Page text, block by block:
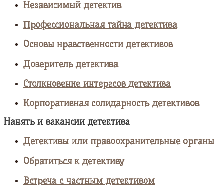
Независимый детектив
Профессиональная тайна детектива
Основы нравственности детективов
Доверитель детектива
Столкновение интересов детектива
Корпоративная солидарность детективов
Нанять и вакансии детектива
Детективы или правоохранительные органы
Обратиться к детективу
Встреча с частным детективом